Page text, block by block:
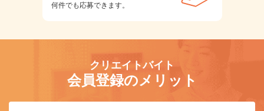
何件でも応募できます。
クリエイトバイト
会員登録のメリット